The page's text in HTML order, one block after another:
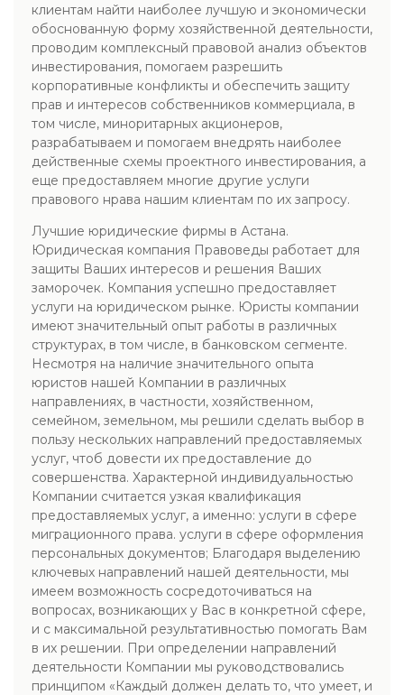
клиентам найти наиболее лучшую и экономически
обоснованную форму хозяйственной деятельности,
проводим комплексный правовой анализ объектов
инвестирования, помогаем разрешить
корпоративные конфликты и обеспечить защиту
прав и интересов собственников коммерциала, в
том числе, миноритарных акционеров,
разрабатываем и помогаем внедрять наиболее
действенные схемы проектного инвестирования, а
еще предоставляем многие другие услуги
правового нрава нашим клиентам по их запросу.
Лучшие юридические фирмы в Астана.
Юридическая компания Правоведы работает для
защиты Ваших интересов и решения Ваших
заморочек. Компания успешно предоставляет
услуги на юридическом рынке. Юристы компании
имеют значительный опыт работы в различных
структурах, в том числе, в банковском сегменте.
Несмотря на наличие значительного опыта
юристов нашей Компании в различных
направлениях, в частности, хозяйственном,
семейном, земельном, мы решили сделать выбор в
пользу нескольких направлений предоставляемых
услуг, чтоб довести их предоставление до
совершенства. Характерной индивидуальностью
Компании считается узкая квалификация
предоставляемых услуг, а именно: услуги в сфере
миграционного права. услуги в сфере оформления
персональных документов; Благодаря выделению
ключевых направлений нашей деятельности, мы
имеем возможность сосредоточиваться на
вопросах, возникающих у Вас в конкретной сфере,
и с максимальной результативностью помогать Вам
в их решении. При определении направлений
деятельности Компании мы руководствовались
принципом «Каждый должен делать то, что умеет, и